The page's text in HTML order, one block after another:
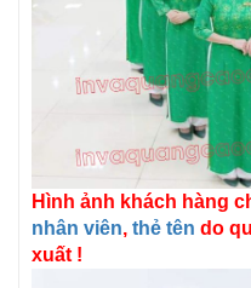
Hình ảnh khách hàng
nhân viên, thẻ tên do
xuất !